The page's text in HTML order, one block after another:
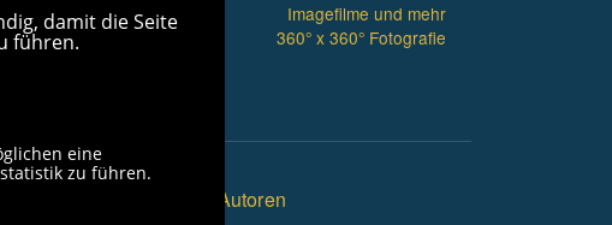
Imagefilme und mehr
360° x 360° Fotografie
Unsere Autoren
damit die Seite
führen.
eine
zu führen.